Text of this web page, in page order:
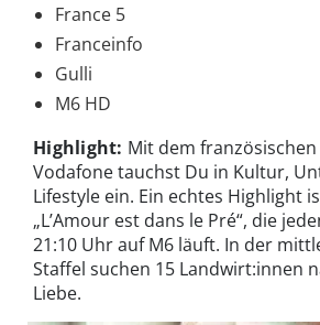
France 5
Franceinfo
Gulli
M6 HD
Highlight: Mit dem
Vodafone tauchst Du in Kultur,
Lifestyle ein. Ein echtes Highlight
„L’Amour est dans le Pré“, die
21:10 Uhr auf M6 läuft. In der
Staffel suchen 15 Landwirt:innen
Liebe.